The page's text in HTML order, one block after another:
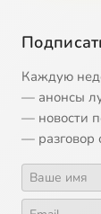
Каждую
— анонсы
— новости
— разговор